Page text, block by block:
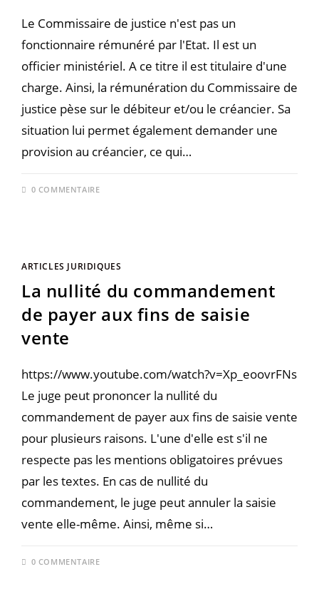
Le Commissaire de justice n'est pas un
fonctionnaire rémunéré par l'Etat. Il est un
officier ministériel. A ce titre il est titulaire d'une
charge. Ainsi, la rémunération du Commissaire de
justice pèse sur le débiteur et/ou le créancier. Sa
situation lui permet également demander une
provision au créancier, ce qui…
0 COMMENTAIRE
ARTICLES JURIDIQUES
La nullité du commandement
de payer aux fins de saisie
vente
https://www.youtube.com/watch?v=Xp_eoovrFNs
Le juge peut prononcer la nullité du
commandement de payer aux fins de saisie vente
pour plusieurs raisons. L'une d'elle est s'il ne
respecte pas les mentions obligatoires prévues
par les textes. En cas de nullité du
commandement, le juge peut annuler la saisie
vente elle-même. Ainsi, même si…
0 COMMENTAIRE